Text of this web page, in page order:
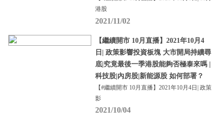
港股
2021/11/02
【繼續開市 10月直播】2021年10月4
日| 政策影響投資板塊 大市開局持續尋
底|究竟最後一季港股能夠否極泰來嗎 |
科技股|內房股|新能源股 如何部署？
【#繼續開市 10月直播】2021年10月4日| 政策
影
2021/10/04